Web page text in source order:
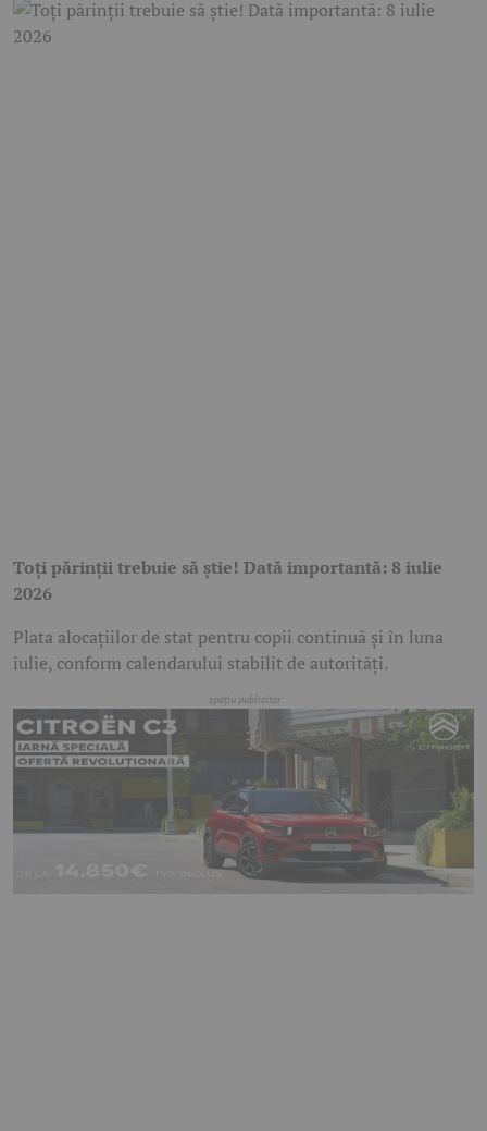
Toți părinții trebuie să știe! Dată importantă: 8 iulie
2026
Plata alocațiilor de stat pentru copii continuă și în luna
iulie, conform calendarului stabilit de autorități.